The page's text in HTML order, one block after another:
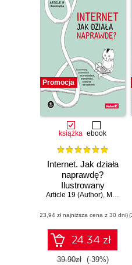
Promocja
książka ebook
Internet. Jak działa
naprawdę?
Ilustrowany
przewodnik po
prywatności,
cenzurze i
zarządzaniu
Article 19 (Author), Mallory Knodel (Contributor)
(23,94 zł najniższa cena z 30 dni)
24.34 zł
39.90zł (-39%)